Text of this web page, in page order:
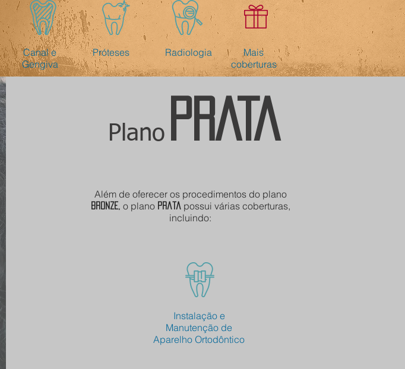
Canal e
Gengiva
Próteses Radiologia
Mais
coberturas
Plano PRATA
Além de oferecer os procedimentos do plano
bronze, o plano Prata possui várias coberturas,
incluindo:
Instalação e
Manutenção de
Aparelho Ortodôntico